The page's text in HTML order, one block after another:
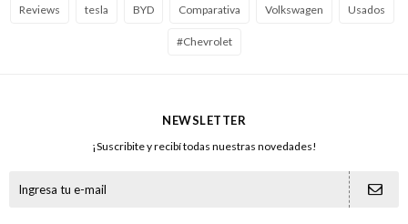
Reviews tesla BYD Comparativa Volkswagen Usados
#Chevrolet
NEWSLETTER
¡Suscribite y recibí todas nuestras novedades!